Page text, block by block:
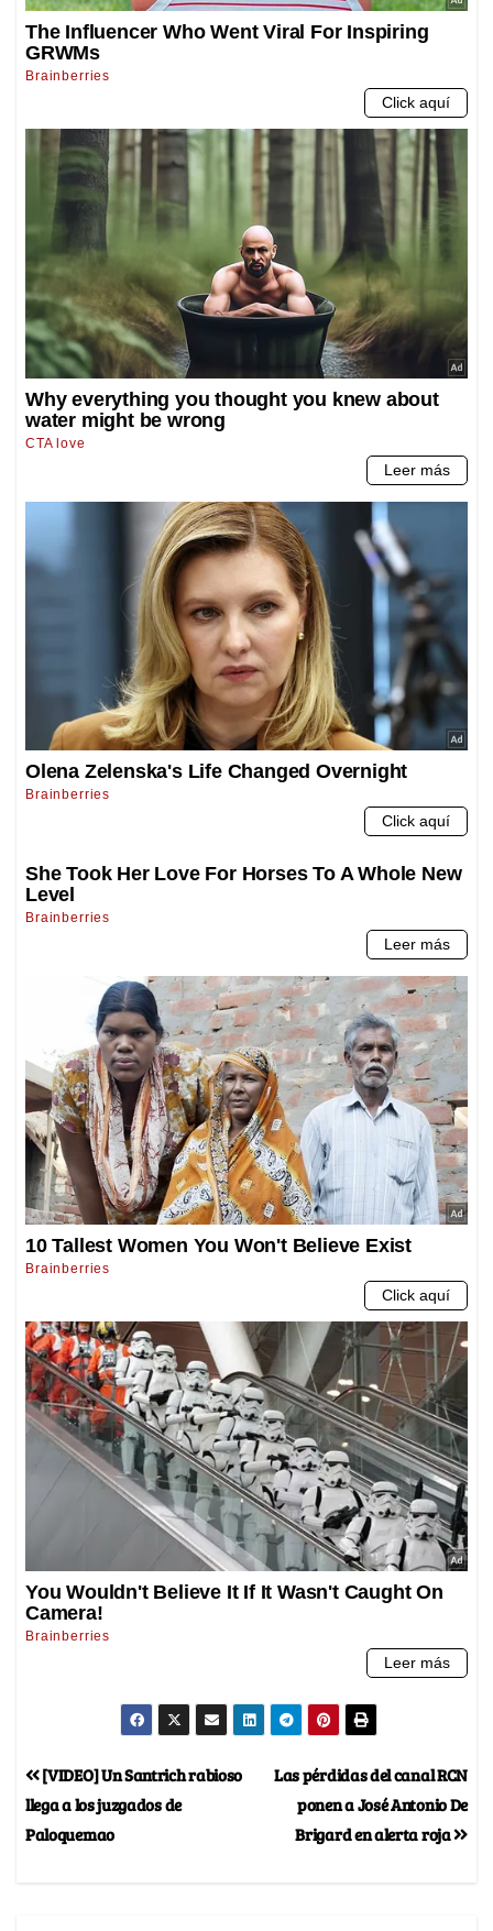
Las pérdidas del canal RCN
ponen a José Antonio De
Brigard en alerta roja
[VIDEO] Un Santrich rabioso
llega a los juzgados de
Paloquemao